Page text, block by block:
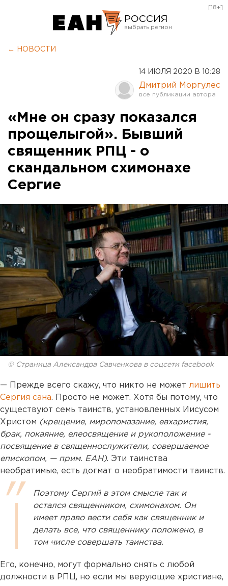
РОССИЯ
Оренбург
[18+]
← НОВОСТИ
14 ИЮЛЯ 2020 В 10:28
Дмитрий Моргулес
«Мне он сразу показался
прощелыгой». Бывший
священник РПЦ - о
скандальном схимонахе
Сергие
© Страница Александра Савченкова в соцсети facebook
— Прежде всего скажу, что никто не может лишить
Сергия сана. Просто не может. Хотя бы потому, что
существуют семь таинств, установленных Иисусом
Христом (крещение, миропомазание, евхаристия,
брак, покаяние, елеосвящение и рукоположение -
посвящение в священнослужители, совершаемое
епископом, — прим. ЕАН). Эти таинства
необратимые, есть догмат о необратимости таинств.
Поэтому Сергий в этом смысле так и
остался священником, схимонахом. Он
имеет право вести себя как священник и
делать все, что священнику положено, в
том числе совершать таинства.
Его, конечно, могут формально снять с любой
должности в РПЦ, но если мы верующие христиане,